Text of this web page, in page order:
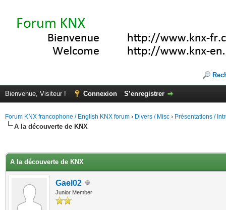
Bienvenue, Visiteur ! Connexion S’enregistrer
Forum KNX francophone / English KNX forum › Divers / Misc › Présentations /
A la découverte de KNX
A la découverte de KNX
Gael02
Junior Member